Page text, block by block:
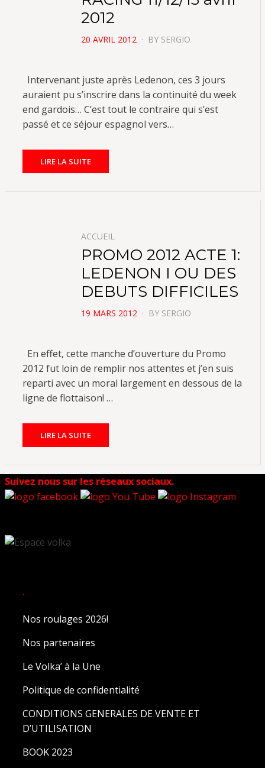
2012
POSTED
20 AVRIL 2012 BY SERGIO
Intervenant juste après Ledenon, ces 3 jours
auraient pu s’inscrire dans la continuité du week
end gardois… C’est tout le contraire qui s’est
passé et ce séjour espagnol vers…
LIRE LA SUITE
ACCUEIL
PROMO 2012 ACTE 1:
LEDENON I OU DES
DEBUTS DIFFICILES
POSTED
19 MARS 2012 BY SERGIO
En effet, cette manche d’ouverture du Promo
2012 fut loin de remplir nos attentes et j’en suis
reparti avec un moral largement en dessous de la
ligne de flottaison! …
LIRE LA SUITE
Suivez nous sur les réseaux sociaux.
.
Nos roulages 2026!
Nos partenaires
Le Volka’ à la Une
Politique de confidentialité
CONDITIONS GENERALES DE VENTE ET
D’UTILISATION
BOOK 2023